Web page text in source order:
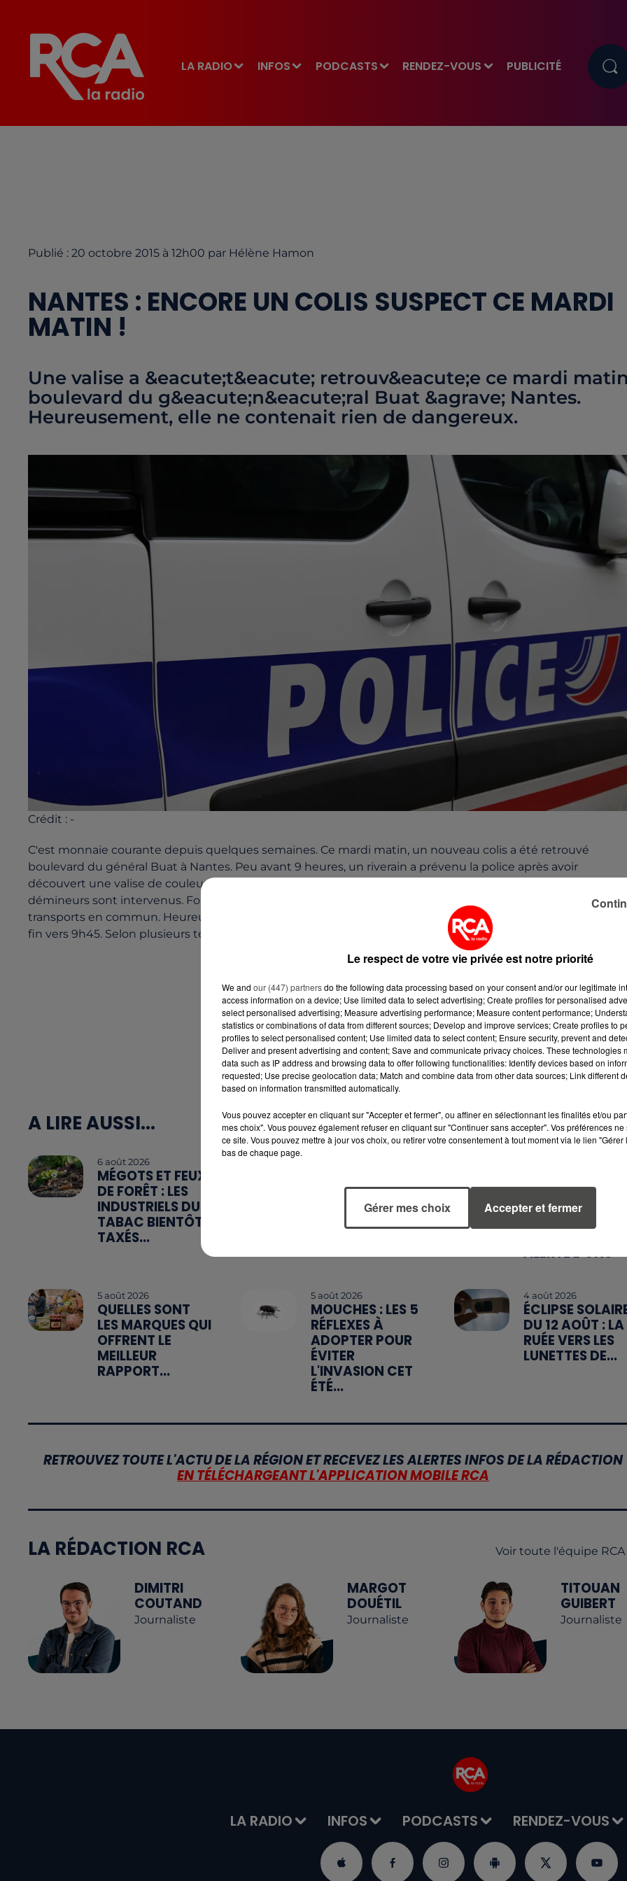
LA RADIO INFOS PODCASTS RENDEZ-VOUS PUBLICITÉ
Publié : 20 octobre 2015 à 12h00 par Hélène Hamon
NANTES : ENCORE UN COLIS SUSPECT CE MARDI
MATIN !
Une valise a &eacute;t&eacute; retrouv&eacute;e ce mardi
boulevard du g&eacute;n&eacute;ral Buat &agrave; Nantes.
Heureusement, elle ne contenait rien de dangereux.
Crédit : -
C'est monnaie courante depuis quelques semaines. Ce mardi matin, un nouveau colis a été retrouvé
boulevard du général Buat à Nantes. Peu avant 9 heures, un riverain a prévenu la police après avoir
découvert une valise de couleur argentée à proximité. Un périmètre de sécurité a donc été mis en place.
démineurs sont intervenus. Forcément la rue a été fermée et il y a eu quelques perturbations dans les
transports en commun. Heureusement, la valise ne présentait aucun danger. Le dispositif de sécurité a pris
fin vers 9h45. Selon plusieurs témoins sur place, la valise était présente dans la rue depuis hier.
A LIRE AUSSI...
6 août 2026
MÉGOTS ET FEUX
DE FORÊT : LES
INDUSTRIELS DU
TABAC BIENTÔT
TAXÉS...
POURQUOI LES
BOUTEILLES D'EAU
DISPARAISSENT
SAINEMENT
COÛTE 25 %
CHER QU'IL Y A
ALERTE L’ONU
5 août 2026
QUELLES SONT
LES MARQUES QUI
OFFRENT LE
MEILLEUR
RAPPORT...
5 août 2026
MOUCHES : LES 5
RÉFLEXES À
ADOPTER POUR
ÉVITER
L'INVASION CET
ÉTÉ...
4 août 2026
ÉCLIPSE
DU 12 AOÛT : LA
RUÉE VERS LES
LUNETTES DE...
RETROUVEZ TOUTE L'ACTU DE LA RÉGION ET RECEVEZ LES ALERTES INFOS DE LA RÉDACTION
EN TÉLÉCHARGEANT L'APPLICATION MOBILE RCA
LA RÉDACTION RCA Voir toute l'équipe RCA
DIMITRI
COUTAND
Journaliste
MARGOT
DOUÉTIL
Journaliste
TITOUAN
GUIBERT
Journaliste
LA RADIO INFOS PODCASTS RENDEZ-VOUS
Le respect de votre vie privée est notre priorité
We and our (447) partnersdo the following data processing based on your consent and/or our legitimate
access information on a device; Use limited data to select advertising; Create profiles for personalised
select personalised advertising; Measure advertising performance; Measure content performance;
statistics or combinations of data from different sources; Develop and improve services; Create profiles to
profiles to select personalised content; Use limited data to select content; Ensure security, prevent and
Deliver and present advertising and content; Save and communicate privacy choices. These technologies
data such as IP address and browsing data to offer following functionalities: Identify devices based on
requested; Use precise geolocation data; Match and combine data from other data sources; Link different
based on information transmitted automatically.
Vous pouvez accepter en cliquant sur "Accepter et fermer", ou affiner en sélectionnant les finalités et/ou
mes choix". Vous pouvez également refuser en cliquant sur "Continuer sans accepter". Vos préférences
ce site. Vous pouvez mettre à jour vos choix, ou retirer votre consentement à tout moment via le lien
bas de chaque page.
Gérer mes choix Accepter et fermer